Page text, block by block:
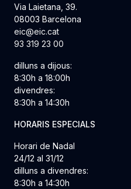
Via Laietana, 39.
08003 Barcelona
eic@eic.cat
93 319 23 00
dilluns a dijous:
8:30h a 18:00h
divendres:
8:30h a 14:30h
HORARIS ESPECIALS
Horari de Nadal
24/12 al 31/12
dilluns a divendres:
8:30h a 14:30h